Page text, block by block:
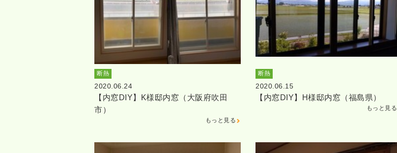
断熱
2020.06.24
【内窓DIY】K様邸内窓（大阪府吹田
市）
もっと見る
断熱
2020.06.15
【内窓DIY】H様邸内窓（福島県）
もっと見る